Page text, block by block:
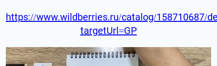
https://www.wildberries.ru/catalog/158710687/
targetUrl=GP